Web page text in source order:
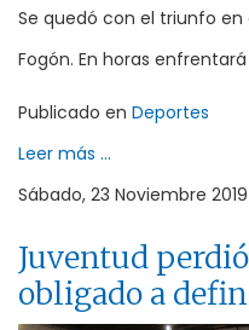
Se quedó con el triunfo en
Fogón. En horas
Publicado en Deportes
Leer más ...
Sábado, 23 Noviembre 2019
Juventud
obligado a